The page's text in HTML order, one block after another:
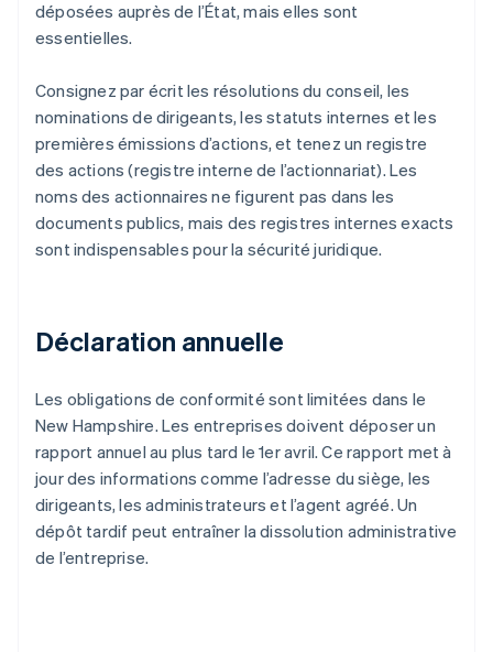
déposées auprès de l’État, mais elles sont
essentielles.
Consignez par écrit les résolutions du conseil, les
nominations de dirigeants, les statuts internes et les
premières émissions d’actions, et tenez un registre
des actions (registre interne de l’actionnariat). Les
noms des actionnaires ne figurent pas dans les
documents publics, mais des registres internes exacts
sont indispensables pour la sécurité juridique.
Déclaration annuelle
Les obligations de conformité sont limitées dans le
New Hampshire. Les entreprises doivent déposer un
rapport annuel au plus tard le 1er avril. Ce rapport met à
jour des informations comme l’adresse du siège, les
dirigeants, les administrateurs et l’agent agréé. Un
dépôt tardif peut entraîner la dissolution administrative
de l’entreprise.